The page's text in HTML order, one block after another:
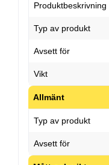
Produktbeskrivning
Typ av produkt
Avsett för
Vikt
Allmänt
Typ av produkt
Avsett för